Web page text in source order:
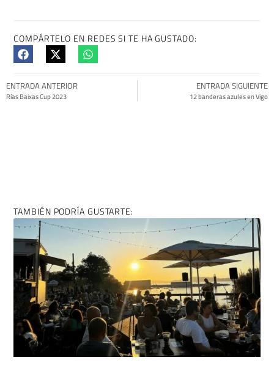
COMPÁRTELO EN REDES SI TE HA GUSTADO:
ENTRADA ANTERIOR
Rías Baixas Cup 2023
ENTRADA SIGUIENTE
12 banderas azules en Vigo
TAMBIÉN PODRÍA GUSTARTE: